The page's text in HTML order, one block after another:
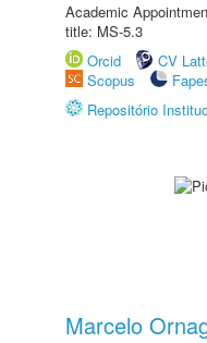
Academic
title: MS-5.3
Orcid
CV
Scopus
Repositório
Marcelo